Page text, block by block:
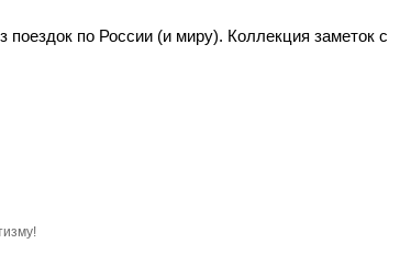
поездок по России (и миру). Коллекция заметок с